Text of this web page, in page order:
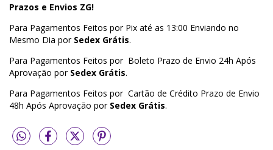
Prazos e Envios ZG!
Para Pagamentos Feitos por Pix até as 13:00 Enviando no
Mesmo Dia por Sedex Grátis.
Para Pagamentos Feitos por Boleto Prazo de Envio 24h Após
Aprovação por Sedex Grátis.
Para Pagamentos Feitos por Cartão de Crédito Prazo de Envio
48h Após Aprovação por Sedex Grátis.